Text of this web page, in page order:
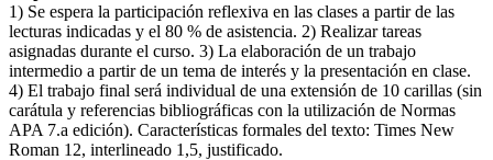
1) Se espera la participación reflexiva en las clases a partir de las
lecturas indicadas y el 80 % de asistencia. 2) Realizar tareas
asignadas durante el curso. 3) La elaboración de un trabajo
intermedio a partir de un tema de interés y la presentación en clase.
4) El trabajo final será individual de una extensión de 10 carillas (sin
carátula y referencias bibliográficas con la utilización de Normas
APA 7.a edición). Características formales del texto: Times New
Roman 12, interlineado 1,5, justificado.